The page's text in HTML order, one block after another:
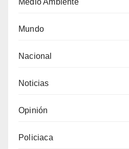
Mundo
Nacional
Noticias
Opinión
Policiaca